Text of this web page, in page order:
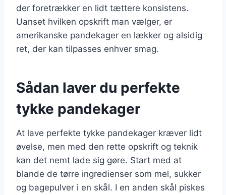
der foretrækker en lidt tættere konsistens.
Uanset hvilken opskrift man vælger, er
amerikanske pandekager en lækker og alsidig
ret, der kan tilpasses enhver smag.
Sådan laver du perfekte
tykke pandekager
At lave perfekte tykke pandekager kræver lidt
øvelse, men med den rette opskrift og teknik
kan det nemt lade sig gøre. Start med at
blande de tørre ingredienser som mel, sukker
og bagepulver i en skål. I en anden skål piskes